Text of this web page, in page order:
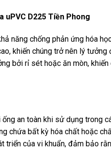
uPVC D225 Tiền Phong
năng chống phản ứng hóa
khiến chúng trở nên lý
bởi rỉ sét hoặc ăn mòn,
an toàn khi sử dụng trong
chứa bất kỳ hóa chất hoặc
triển của vi khuẩn, đảm bảo